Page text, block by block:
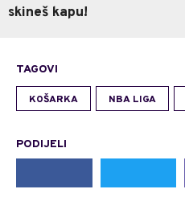
skineš kapu!
TAGOVI
KOŠARKA NBA LIGA
PODIJELI